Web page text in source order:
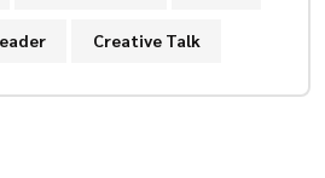
Creative Talk